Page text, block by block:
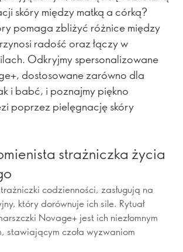
skóry między matką a córką?
pomaga zbliżyć różnice między
radość oraz łączy w
Odkryjmy spersonalizowane
dostosowane zarówno dla
i babć, i poznajmy piękno
poprzez pielęgnację skóry
strażniczka życia
codzienności, zasługują na
który dorównuje ich sile. Rytuał
Novage+ jest ich niezłomnym
stawiającym czoła wyzwaniom